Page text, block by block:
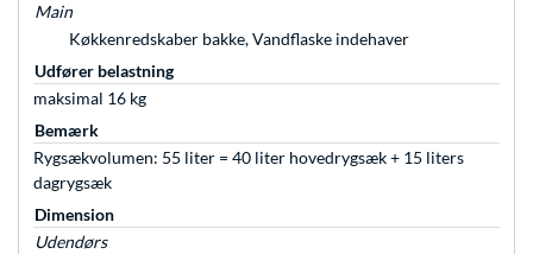
Main
Køkkenredskaber bakke, Vandflaske indehaver
Udfører belastning
maksimal 16 kg
Bemærk
Rygsækvolumen: 55 liter = 40 liter hovedrygsæk + 15 liters
dagrygsæk
Dimension
Udendørs